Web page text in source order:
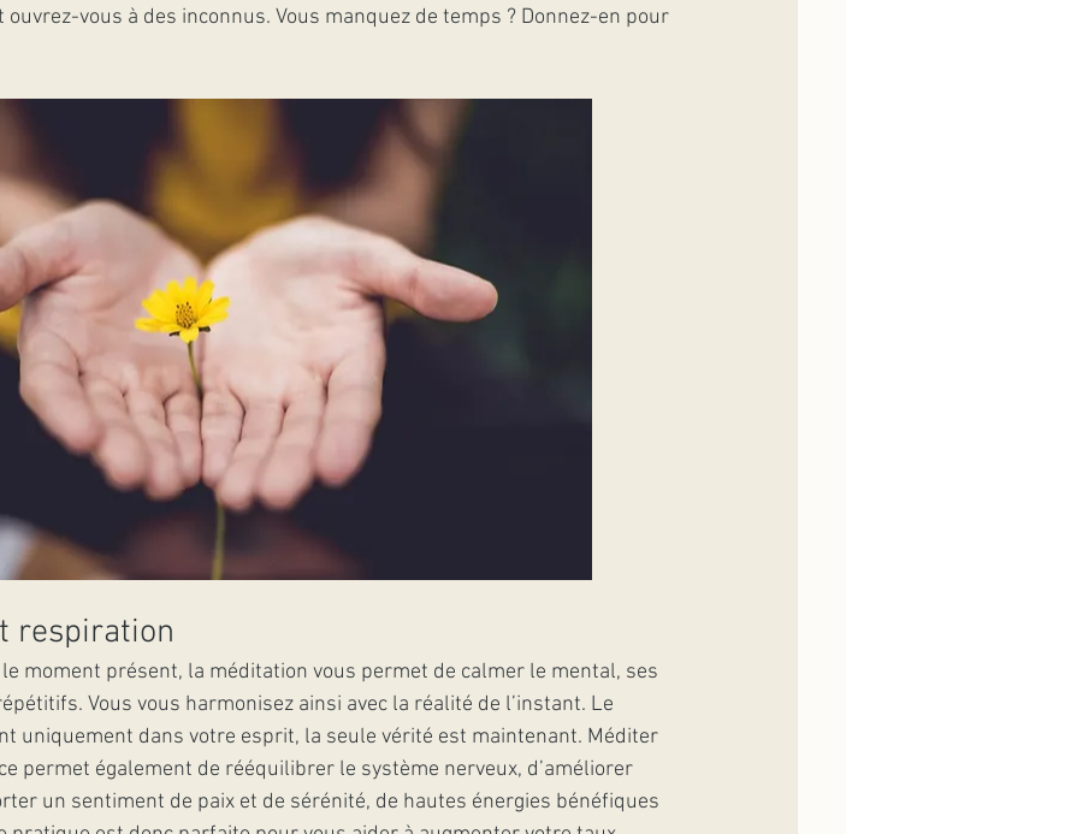
ouvrez-vous à des inconnus. Vous manquez de temps ? Donnez-en pour
respiration
moment présent, la méditation vous permet de calmer le mental, ses
Vous vous harmonisez ainsi avec la réalité de l’instant. Le
uniquement dans votre esprit, la seule vérité est maintenant. Méditer
permet également de rééquilibrer le système nerveux, d’améliorer
un sentiment de paix et de sérénité, de hautes énergies bénéfiques